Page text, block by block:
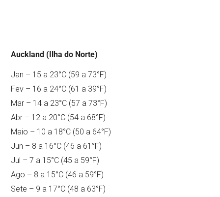
Auckland (Ilha do Norte)
Jan – 15 a 23°C (59 a 73°F)
Fev – 16 a 24°C (61 a 39°F)
Mar – 14 a 23°C (57 a 73°F)
Abr – 12 a 20°C (54 a 68°F)
Maio – 10 a 18°C (50 a 64°F)
Jun – 8 a 16°C (46 a 61°F)
Jul – 7 a 15°C (45 a 59°F)
Ago – 8 a 15°C (46 a 59°F)
Sete – 9 a 17°C (48 a 63°F)